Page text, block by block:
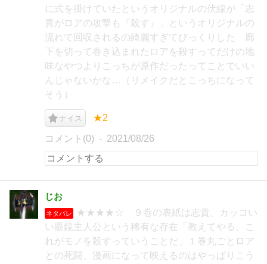
に式を掛けていたというオリジナルの伏線が「志
貴がロアの攻撃も『殺す』」というオリジナルの
流れで回収されるの綺麗すぎてびっくりした 廊
下を切って巻き込まれたロアを殺すってだけの地
味なやつよりこっちが原作だったってことでいい
んじゃないかな…（リメイクだとこっちになって
そう）
ナイス ★2
コメント(0) 2021/08/26
じお
ネタバレ
★★★★☆ ９巻の表紙は志貴、カッコい
い眼鏡主人公という稀有な存在「教えてやる、こ
れがモノを殺すっていうことだ」１巻丸ごとロア
との死闘、漫画になって映えるのはやっぱりこう